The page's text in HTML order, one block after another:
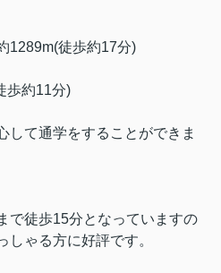
1289m(徒歩約17分)
歩約11分)
して通学をすることができま
で徒歩15分となっていますの
しゃる方に好評です。